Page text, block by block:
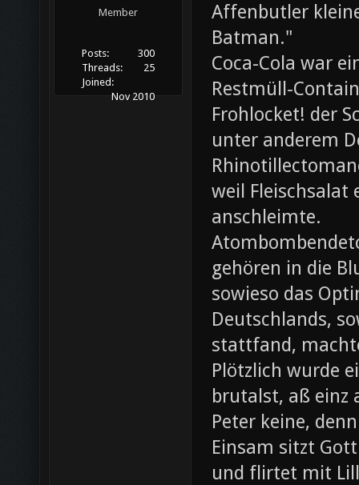
Member
Posts:
300
Threads:
25
Joined:
Nov 2010
Affenbutler
Batman."
Coca-Cola war
Restmüll-
Frohlocket! der
unter anderem
weil Fleischsalat
anschleimte.
gehören in die
sowieso das
Deutschlands,
stattfand,
Plötzlich wurde
brutalst, aß einz
Peter keine,
Einsam sitzt
und flirtet mit